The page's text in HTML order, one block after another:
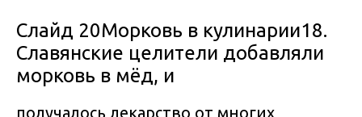
Слайд 20Морковь в кулинарии18.
Славянские целители добавляли
морковь в мёд, и
получалось лекарство от многих